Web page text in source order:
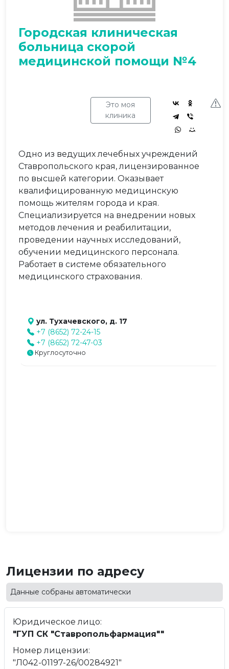
Городская клиническая
больница скорой
медицинской помощи №4
Это моя
клиника
Одно из ведущих лечебных учреждений
Ставропольского края, лицензированное
по высшей категории. Оказывает
квалифицированную медицинскую
помощь жителям города и края.
Специализируется на внедрении новых
методов лечения и реабилитации,
проведении научных исследований,
обучении медицинского персонала.
Работает в системе обязательного
медицинского страхования.
ул. Тухачевского, д. 17
+7 (8652) 72-24-15
+7 (8652) 72-47-03
Круглосуточно
Лицензии по адресу
Данные собраны автоматически
Юридическое лицо:
"ГУП СК "Ставропольфармация""
Номер лицензии:
"Л042-01197-26/00284921"